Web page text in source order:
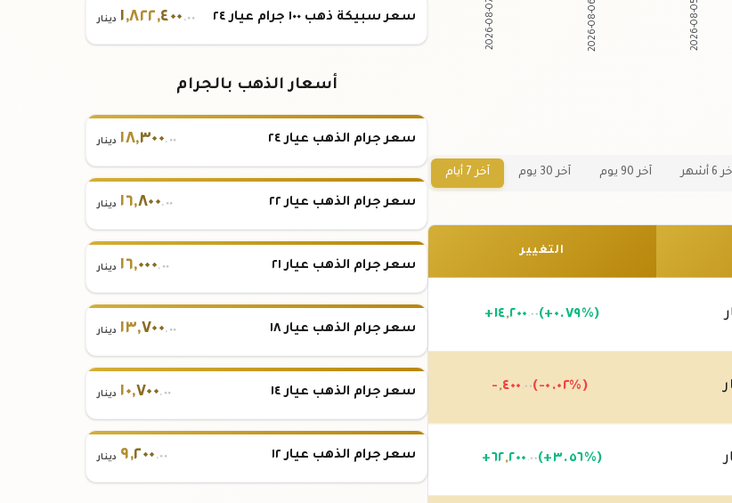
2026-08-07 2026-08-06 2026-08-05
6 أشهر آخر 90 يوم آخر 30 يوم آخر 7 أيام
التغيير
+١٤,٢٠٠ .٠٠ (+٠.٧٩%)
-,٤٠٠ .٠٠ (-٠.٠٢%)
+٦٢,٢٠٠ .٠٠ (+٣.٥٦%)
سعر سبيكة ذهب ١٠٠ جرام عيار ٢٤ ١,٨٢٢,٤٠٠ .٠٠ دينار
أسعار الذهب بالجرام
سعر جرام الذهب عيار ٢٤ ١٨,٣٠٠.٠٠ دينار
سعر جرام الذهب عيار ٢٢ ١٦,٨٠٠.٠٠ دينار
سعر جرام الذهب عيار ٢١ ١٦,٠٠٠.٠٠ دينار
سعر جرام الذهب عيار ١٨ ١٣,٧٠٠.٠٠ دينار
سعر جرام الذهب عيار ١٤ ١٠,٧٠٠.٠٠ دينار
سعر جرام الذهب عيار ١٢ ٩,٢٠٠ .٠٠ دينار